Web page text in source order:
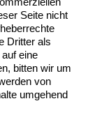
Seite nicht
Dritter als
eine
bitten wir um
von
umgehend